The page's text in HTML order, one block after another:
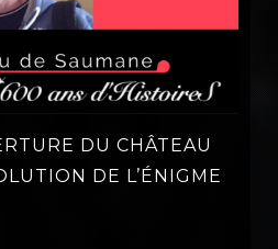
DU CHÂTEAU
DE L’ÉNIGME